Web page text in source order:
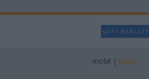
SÜTI
mobil | teljes